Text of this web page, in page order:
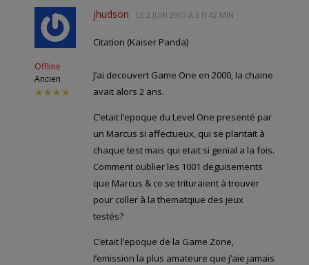
Offline
Ancien
★★★★
jhudson LE 2 JUIN 2007 À 3 H 42 MIN
Citation (Kaiser Panda)
J’ai decouvert Game One en 2000, la chaine
avait alors 2 ans.
C’etait l’epoque du Level One presenté par
un Marcus si affectueux, qui se plantait à
chaque test mais qui etait si genial a la fois.
Comment oublier les 1001 deguisements
que Marcus & co se trituraient à trouver
pour coller à la thematqiue des jeux
testés?
C’etait l’epoque de la Game Zone,
l’emission la plus amateure que j’aie jamais